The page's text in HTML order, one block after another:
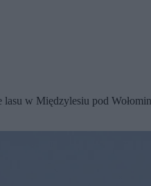
w Międzylesiu pod